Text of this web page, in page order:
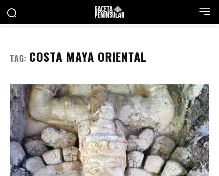
TAG: COSTA MAYA ORIENTAL